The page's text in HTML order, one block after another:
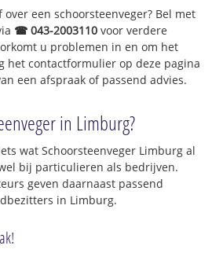
een schoorsteenveger? Bel met
☎ 043-2003110 voor verdere
u problemen in en om het
het contactformulier op deze pagina
een afspraak of passend advies.
in Limburg?
wat Schoorsteenveger Limburg al
bij particulieren als bedrijven.
geven daarnaast passend
in Limburg.